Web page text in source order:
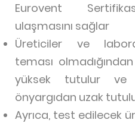
Eurovent
ulaşmasını sağlar
Üreticiler ve
teması
yüksek tutulur
önyargıdan uzak
Ayrıca, test edilecek